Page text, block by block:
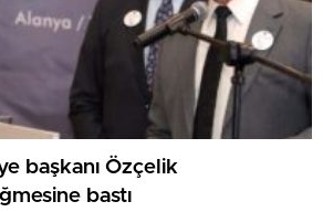
başkanı Özçelik
bastı